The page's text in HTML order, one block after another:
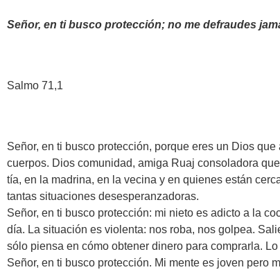
Señor, en ti busco protección; no me defraudes
Salmo 71,1
Señor, en ti busco protección, porque eres un Dios
cuerpos. Dios comunidad, amiga Ruaj consoladora
tía, en la madrina, en la vecina y en quienes están
tantas situaciones desesperanzadoras.
Señor, en ti busco protección: mi nieto es adicto a la
día. La situación es violenta: nos roba, nos golpea.
sólo piensa en cómo obtener dinero para comprarla.
Señor, en ti busco protección. Mi mente es joven pero